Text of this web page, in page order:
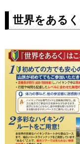
世界をある